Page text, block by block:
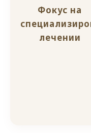
Фокус на
лечении